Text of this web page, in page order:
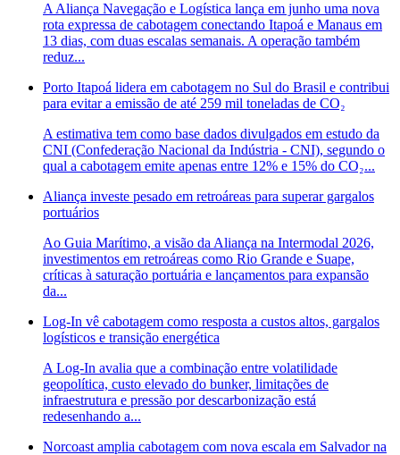
A Aliança Navegação e Logística lança em junho uma nova
rota expressa de cabotagem conectando Itapoá e Manaus em
13 dias, com duas escalas semanais. A operação também
reduz...
Porto Itapoá lidera em cabotagem no Sul do Brasil e contribui
para evitar a emissão de até 259 mil toneladas de CO₂
A estimativa tem como base dados divulgados em estudo da
CNI (Confederação Nacional da Indústria - CNI), segundo o
qual a cabotagem emite apenas entre 12% e 15% do CO₂...
Aliança investe pesado em retroáreas para superar gargalos
portuários
Ao Guia Marítimo, a visão da Aliança na Intermodal 2026,
investimentos em retroáreas como Rio Grande e Suape,
críticas à saturação portuária e lançamentos para expansão
da...
Log-In vê cabotagem como resposta a custos altos, gargalos
logísticos e transição energética
A Log-In avalia que a combinação entre volatilidade
geopolítica, custo elevado do bunker, limitações de
infraestrutura e pressão por descarbonização está
redesenhando a...
Norcoast amplia cabotagem com nova escala em Salvador na